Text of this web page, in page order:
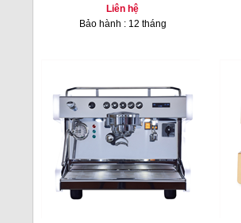
Liên hệ
Bảo hành : 12 tháng